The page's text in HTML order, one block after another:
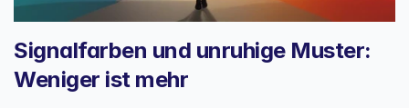
Signalfarben und unruhige Muster:
Weniger ist mehr